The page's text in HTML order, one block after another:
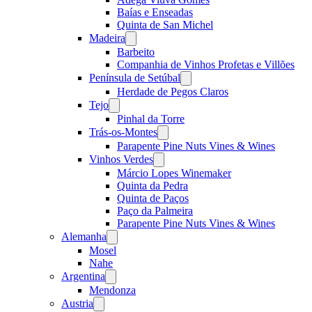
Baías e Enseadas
Quinta de San Michel
Madeira
menu
Barbeito
Companhia de Vinhos Profetas e Villões
Península de Setúbal
menu
Herdade de Pegos Claros
Tejo
menu
Pinhal da Torre
Trás-os-Montes
menu
Parapente Pine Nuts Vines & Wines
Vinhos Verdes
menu
Márcio Lopes Winemaker
Quinta da Pedra
Quinta de Paços
Paço da Palmeira
Parapente Pine Nuts Vines & Wines
Alemanha
menu
Mosel
Nahe
Argentina
menu
Mendonza
Austria